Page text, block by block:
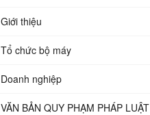
Giới thiệu
Tổ chức bộ máy
Doanh nghiệp
VĂN BẢN QUY PHẠM PHÁP LUẬT